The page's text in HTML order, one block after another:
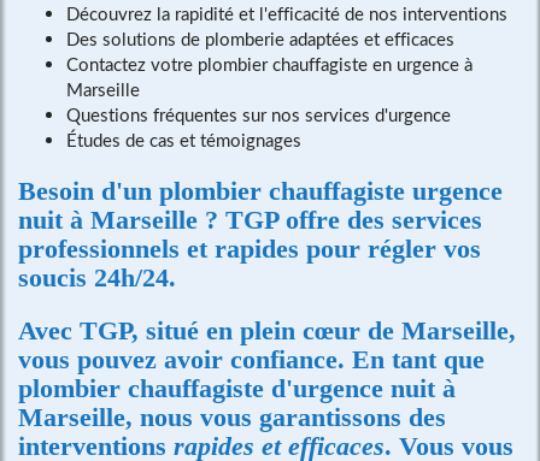
Découvrez la rapidité et l'efficacité de nos interventions
Des solutions de plomberie adaptées et efficaces
Contactez votre plombier chauffagiste en urgence à
Marseille
Questions fréquentes sur nos services d'urgence
Études de cas et témoignages
Besoin d'un plombier chauffagiste urgence
nuit à Marseille ? TGP offre des services
professionnels et rapides pour régler vos
soucis 24h/24.
Avec TGP, situé en plein cœur de Marseille,
vous pouvez avoir confiance. En tant que
plombier chauffagiste d'urgence nuit à
Marseille, nous vous garantissons des
interventions rapides et efficaces. Vous vous